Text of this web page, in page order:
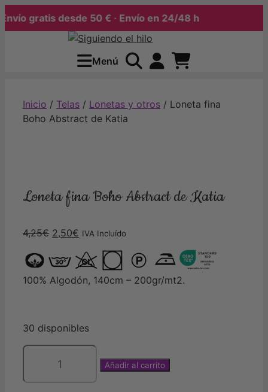
gratis desde 50 € · Envío en 24/48 h
Menú
Inicio / Telas / Lonetas y otros / Loneta fina
Boho Abstract de Katia
Loneta fina Boho Abstract de Katia
4,25€ El
original
era:
4,25€.
2,50€ El
actual
es:
2,50€.
IVA Incluído
100% Algodón, 140cm – 200gr/mt2.
30 disponibles
fina
Añadir al carrito